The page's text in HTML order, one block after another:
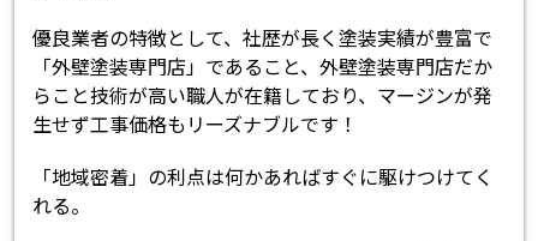
優良業者の特徴として、社歴が長く塗装実績が豊富で
「外壁塗装専門店」であること、外壁塗装専門店だか
らこと技術が高い職人が在籍しており、マージンが発
生せず工事価格もリーズナブルです！
「地域密着」の利点は何かあればすぐに駆けつけてく
れる。